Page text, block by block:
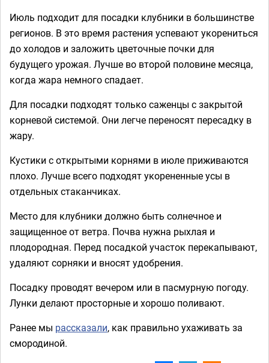
Июль подходит для посадки клубники в большинстве
регионов. В это время растения успевают укорениться
до холодов и заложить цветочные почки для
будущего урожая. Лучше во второй половине месяца,
когда жара немного спадает.
Для посадки подходят только саженцы с закрытой
корневой системой. Они легче переносят пересадку в
жару.
Кустики с открытыми корнями в июле приживаются
плохо. Лучше всего подходят укорененные усы в
отдельных стаканчиках.
Место для клубники должно быть солнечное и
защищенное от ветра. Почва нужна рыхлая и
плодородная. Перед посадкой участок перекапывают,
удаляют сорняки и вносят удобрения.
Посадку проводят вечером или в пасмурную погоду.
Лунки делают просторные и хорошо поливают.
Ранее мы рассказали, как правильно ухаживать за
смородиной.